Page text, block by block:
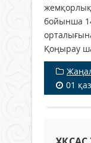
бойынша
Қоңырау
01